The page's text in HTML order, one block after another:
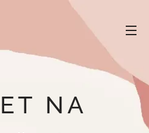
NA